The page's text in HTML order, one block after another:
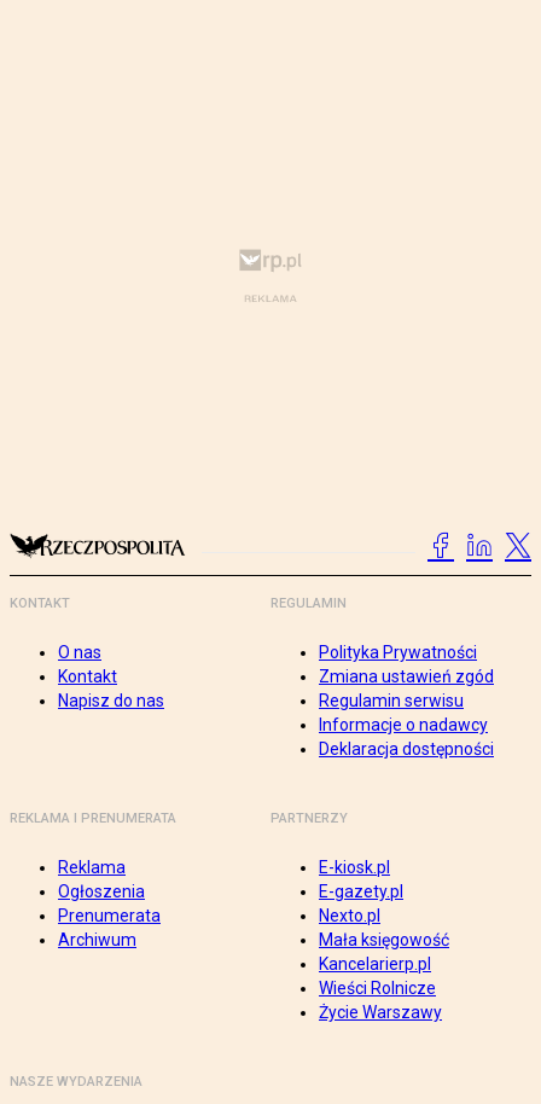
KONTAKT
O nas
Kontakt
Napisz do nas
REGULAMIN
Polityka Prywatności
Zmiana ustawień zgód
Regulamin serwisu
Informacje o nadawcy
Deklaracja dostępności
REKLAMA I PRENUMERATA
Reklama
Ogłoszenia
Prenumerata
Archiwum
PARTNERZY
E-kiosk.pl
E-gazety.pl
Nexto.pl
Mała księgowość
Kancelarierp.pl
Wieści Rolnicze
Życie Warszawy
NASZE WYDARZENIA